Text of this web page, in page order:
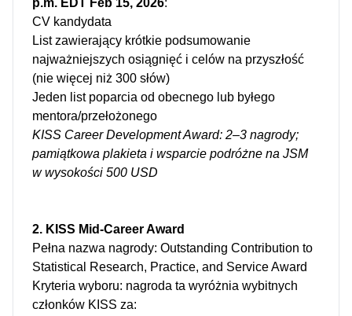
p.m. EDT Feb 15, 2026:
CV kandydata
List zawierający krótkie podsumowanie
najważniejszych osiągnięć i celów na przyszłość
(nie więcej niż 300 słów)
Jeden list poparcia od obecnego lub byłego
mentora/przełożonego
KISS Career Development Award: 2–3 nagrody;
pamiątkowa plakieta i wsparcie podróżne na JSM
w wysokości 500 USD
2. KISS Mid-Career Award
Pełna nazwa nagrody: Outstanding Contribution to
Statistical Research, Practice, and Service Award
Kryteria wyboru: nagroda ta wyróżnia wybitnych
członków KISS za: